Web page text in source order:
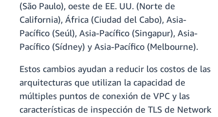
(São Paulo), oeste de EE. UU. (Norte de
California), África (Ciudad del Cabo), Asia-
Pacífico (Seúl), Asia-Pacífico (Singapur), Asia-
Pacífico (Sídney) y Asia-Pacífico (Melbourne).
Estos cambios ayudan a reducir los costos de las
arquitecturas que utilizan la capacidad de
múltiples puntos de conexión de VPC y las
características de inspección de TLS de Network